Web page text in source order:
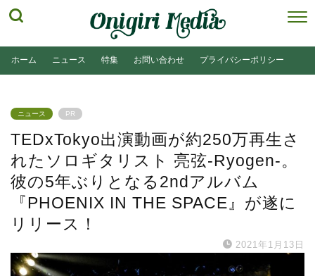
ホーム ニュース 特集 お問い合わせ プライバシーポリシー
ニュース PR
TEDxTokyo出演動画が約250万再生さ
れたソロギタリスト 亮弦-Ryogen-。
彼の5年ぶりとなる2ndアルバム
『PHOENIX IN THE SPACE』が遂に
リリース！
2021年1月13日